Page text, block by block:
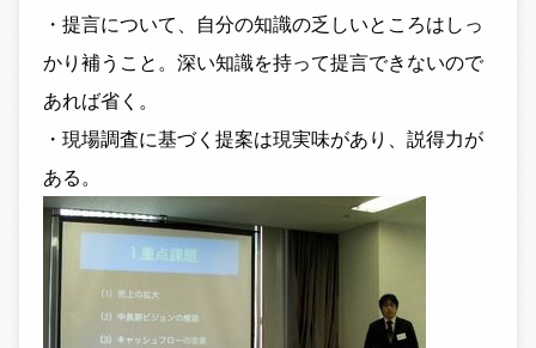
・提言について、自分の知識の乏しいところはしっ
かり補うこと。深い知識を持って提言できないので
あれば省く。
・現場調査に基づく提案は現実味があり、説得力が
ある。